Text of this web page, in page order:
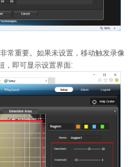
常重要。如果未设置，移动触发录像
，即可显示设置界面: